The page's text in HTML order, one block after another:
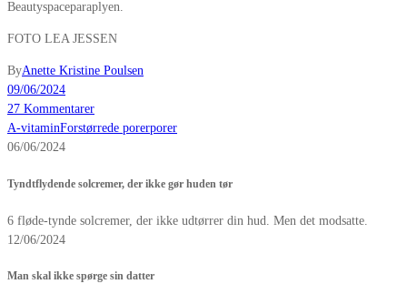
Beautyspaceparaplyen.
FOTO LEA JESSEN
ByAnette Kristine Poulsen
09/06/2024
27 Kommentarer
A-vitaminForstørrede porerporer
06/06/2024
Tyndtflydende solcremer, der ikke gør huden tør
6 fløde-tynde solcremer, der ikke udtørrer din hud. Men det modsatte.
12/06/2024
Man skal ikke spørge sin datter